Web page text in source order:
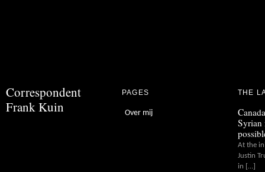
Correspondent
Frank Kuin
PAGES
Over mij
THE
Syrian
At the
Justin
in […]